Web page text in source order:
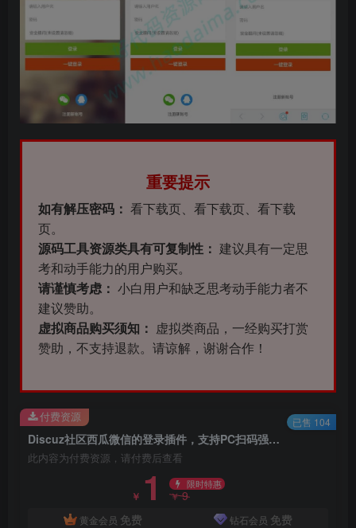
重要提示
如有解压密码： 看下载页、看下载页、看下载
页。
源码工具资源类具有可复制性：
建议具有一定思
考和动手能力的用户购买。
请谨慎考虑： 小白用户和缺乏思考动手能力者不
建议赞助。
虚拟商品购买须知：
虚拟类商品，一经购买打赏
赞助，不支持退款。请谅解，谢谢合作！
Discuz社区西瓜微信的登录插件，支持PC扫码强制关注登录。
此内容为付费资源，请付费后查看
￥ 1 限时特惠
￥9
黄金会员 免费 钻石会员 免费
付费资源 已售 104